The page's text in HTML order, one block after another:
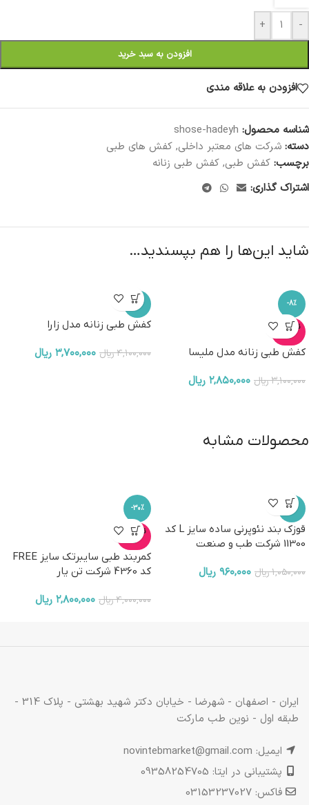
-
+
افزودن به سبد خرید
افزودن به علاقه مندی
شناسه محصول: shose-hadeyh
دسته: شرکت های معتبر داخلی, کفش های طبی
برچسب: کفش طبی, کفش طبی زنانه
اشتراک گذاری:
شاید این‌ها را هم بپسندید…
-8%
ناموجو
د
کفش طبی زنانه مدل ملیسا
۳,۱۰۰,۰۰۰ریال ۲,۸۵۰,۰۰۰ ریال
-10%
کفش طبی زنانه مدل زارا
۴,۱۰۰,۰۰۰ریال ۳,۷۰۰,۰۰۰ ریال
محصولات مشابه
-9%
قوزک بند نئوپرنی ساده سایز L کد
11300 شرکت طب و صنعت
۱,۰۵۰,۰۰۰ریال ۹۶۰,۰۰۰ ریال
-30%
ناموجو
د
کمربند طبی سایبرتک سایز FREE
کد 4360 شرکت تن یار
۴,۰۰۰,۰۰۰ریال ۲,۸۰۰,۰۰۰ ریال
ایران - اصفهان - شهرضا - خیابان دکتر شهید بهشتی - پلاک 314 -
طبقه اول - نوین طب مارکت
ایمیل: novintebmarket@gmail.com
پشتیبانی در ایتا: 09358254705
فاکس: 03153237027